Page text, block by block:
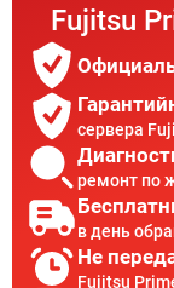
Fujitsu
сервера
ремонт по
в день
Не
Fujitsu